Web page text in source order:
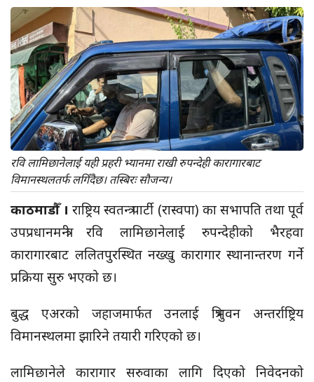
रवि लामिछानेलाई यही प्रहरी भ्यानमा राखी रुपन्देही कारागारबाट
विमानस्थलतर्फ लगिँदैछ। तस्बिरः सौजन्य।
काठमाडौँ । राष्ट्रिय स्वतन्त्र पार्टी (रास्वपा) का सभापति तथा पूर्व
उपप्रधानमन्त्री रवि लामिछानेलाई रुपन्देहीको भैरहवा
कारागारबाट ललितपुरस्थित नख्खु कारागार स्थानान्तरण गर्ने
प्रक्रिया सुरु भएको छ।
बुद्ध एअरको जहाजमार्फत उनलाई त्रिभुवन अन्तर्राष्ट्रिय
विमानस्थलमा झारिने तयारी गरिएको छ।
लामिछानेले कारागार सरुवाका लागि दिएको निवेदनको